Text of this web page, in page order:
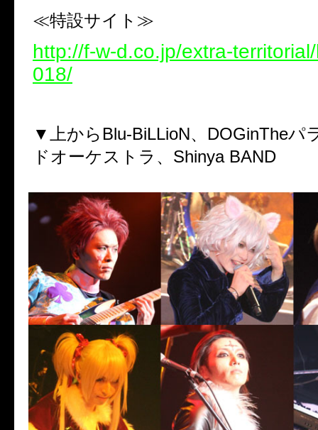
≪特設サイト≫
http://f-w-d.co.jp/extra-
018/
▼上からBlu-BiLLioN、DOGinTheパ
ドオーケストラ、Shinya BAND